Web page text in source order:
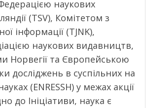
наукових
(TSV), Комітетом з
інформації (TJNK),
наукових видавництв,
Норвегії та Європейською
досліджень в суспільних на
(ENRESSH) у межах акції
до Ініціативи, наука є